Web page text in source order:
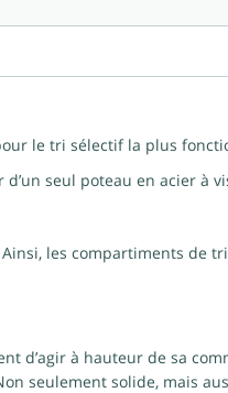
le tri sélectif la plus
seul poteau en acier à
les compartiments de
d’agir à hauteur de sa
seulement solide, mais